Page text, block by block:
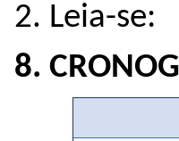
2. Leia-se:
8.